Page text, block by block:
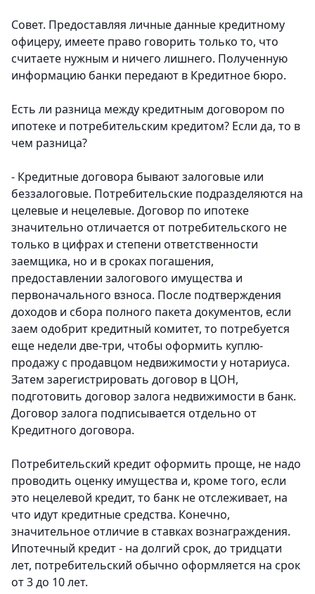
Совет. Предоставляя личные данные кредитному
офицеру, имеете право говорить только то, что
считаете нужным и ничего лишнего. Полученную
информацию банки передают в Кредитное бюро.
Есть ли разница между кредитным договором по
ипотеке и потребительским кредитом? Если да, то в
чем разница?
- Кредитные договора бывают залоговые или
беззалоговые. Потребительские подразделяются на
целевые и нецелевые. Договор по ипотеке
значительно отличается от потребительского не
только в цифрах и степени ответственности
заемщика, но и в сроках погашения,
предоставлении залогового имущества и
первоначального взноса. После подтверждения
доходов и сбора полного пакета документов, если
заем одобрит кредитный комитет, то потребуется
еще недели две-три, чтобы оформить куплю-
продажу с продавцом недвижимости у нотариуса.
Затем зарегистрировать договор в ЦОН,
подготовить договор залога недвижимости в банк.
Договор залога подписывается отдельно от
Кредитного договора.
Потребительский кредит оформить проще, не надо
проводить оценку имущества и, кроме того, если
это нецелевой кредит, то банк не отслеживает, на
что идут кредитные средства. Конечно,
значительное отличие в ставках вознаграждения.
Ипотечный кредит - на долгий срок, до тридцати
лет, потребительский обычно оформляется на срок
от 3 до 10 лет.